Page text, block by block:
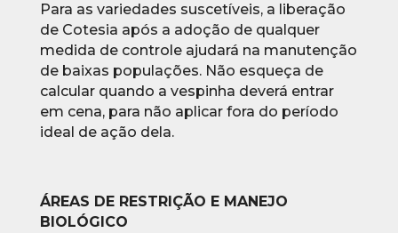
Para as variedades suscetíveis, a liberação
de Cotesia após a adoção de qualquer
medida de controle ajudará na manutenção
de baixas populações. Não esqueça de
calcular quando a vespinha deverá entrar
em cena, para não aplicar fora do período
ideal de ação dela.
ÁREAS DE RESTRIÇÃO E MANEJO
BIOLÓGICO